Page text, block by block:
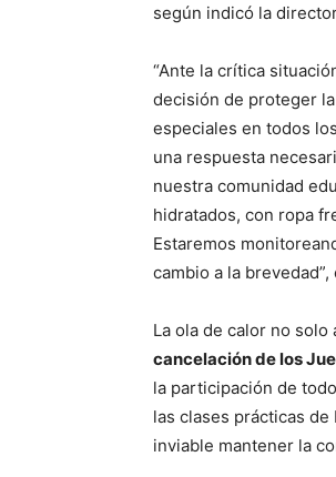
según indicó la
“Ante la crítica
decisión de proteger
especiales en todos
una respuesta
nuestra comunidad
hidratados, con ropa
Estaremos
cambio a la
La ola de calor no
cancelación de los
la participación de
las clases prácticas
inviable mantener la